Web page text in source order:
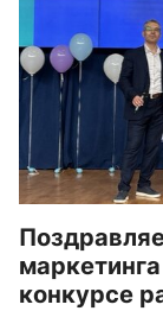
конкурсе